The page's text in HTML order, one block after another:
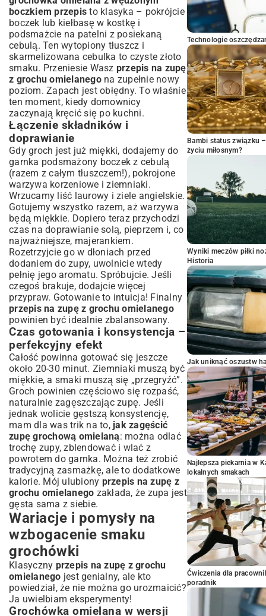
boczkiem przepis to klasyka – pokrójcie
boczek lub kiełbasę w kostkę i
podsmażcie na patelni z posiekaną
cebulą. Ten wytopiony tłuszcz i
skarmelizowana cebulka to czyste złoto
smaku. Przeniesie Wasz przepis na zupę
z grochu omielanegona zupełnie nowy
poziom. Zapach jest obłędny. To właśnie
ten moment, kiedy domownicy
zaczynają kręcić się po kuchni.
Łączenie składników i
doprawianie
Gdy groch jest już miękki, dodajemy do
garnka podsmażony boczek z cebulą
(razem z całym tłuszczem!), pokrojone
warzywa korzeniowe i ziemniaki.
Wrzucamy liść laurowy i ziele angielskie.
Gotujemy wszystko razem, aż warzywa
będą miękkie. Dopiero teraz przychodzi
czas na doprawianie solą, pieprzem i, co
najważniejsze, majerankiem.
Rozetrzyjcie go w dłoniach przed
dodaniem do zupy, uwolnicie wtedy
pełnię jego aromatu. Spróbujcie. Jeśli
czegoś brakuje, dodajcie więcej
przypraw. Gotowanie to intuicja! Finalny
przepis na zupę z grochu omielanego
powinien być idealnie zbalansowany.
Czas gotowania i konsystencja –
perfekcyjny efekt
Całość powinna gotować się jeszcze
około 20-30 minut. Ziemniaki muszą być
miękkie, a smaki muszą się „przegryźć”.
Groch powinien częściowo się rozpaść,
naturalnie zagęszczając zupę. Jeśli
jednak wolicie gęstszą konsystencję,
mam dla was trik na to, jak zagęścić
zupę grochową omielaną: można odlać
trochę zupy, zblendować i wlać z
powrotem do garnka. Można też zrobić
tradycyjną zasmażkę, ale to dodatkowe
kalorie. Mój ulubiony przepis na zupę z
grochu omielanego zakłada, że zupa jest
gęsta sama z siebie.
Wariacje i pomysły na
wzbogacenie smaku
grochówki
Klasyczny przepis na zupę z grochu
omielanego jest genialny, ale kto
powiedział, że nie można go urozmaicić?
Ja uwielbiam eksperymenty!
Grochówka omielana w wersji
Technologie
Bambi status związku
życiu miłosnym?
Wyniki meczów piłki
Historia
Jak uniknąć oszustw
Najlepsza piekarnia w
lokalnych smakach
Ćwiczenia dla
poradnik